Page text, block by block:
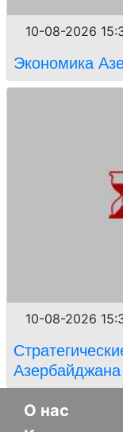
10-08-2026
Экономика
10-08-2026
О нас